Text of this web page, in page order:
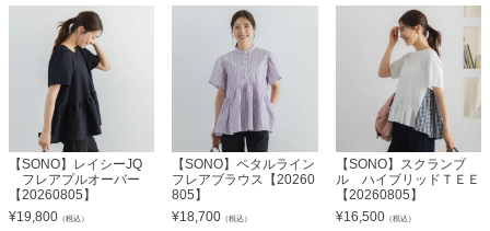
【SONO】レイシーJQ
フレアプルオーバー
【20260805】
¥19,800 （税込）
【SONO】ペタルライン
フレアブラウス【20260
805】
¥18,700 （税込）
【SONO】スクランブ
ル ハイブリッドＴＥＥ
【20260805】
¥16,500（税込）